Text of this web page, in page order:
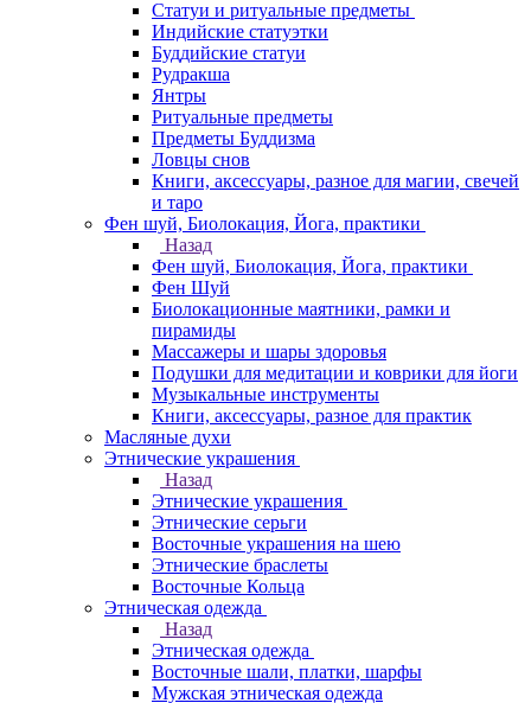
Статуи и ритуальные предметы
Индийские статуэтки
Буддийские статуи
Рудракша
Янтры
Ритуальные предметы
Предметы Буддизма
Ловцы снов
Книги, аксессуары, разное для магии, свечей
и таро
Фен шуй, Биолокация, Йога, практики
Назад
Фен шуй, Биолокация, Йога, практики
Фен Шуй
Биолокационные маятники, рамки и
пирамиды
Массажеры и шары здоровья
Подушки для медитации и коврики для йоги
Музыкальные инструменты
Книги, аксессуары, разное для практик
Масляные духи
Этнические украшения
Назад
Этнические украшения
Этнические серьги
Восточные украшения на шею
Этнические браслеты
Восточные Кольца
Этническая одежда
Назад
Этническая одежда
Восточные шали, платки, шарфы
Мужская этническая одежда